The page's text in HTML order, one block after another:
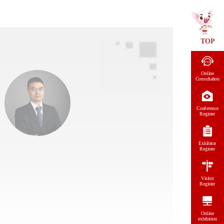
TOP
Online
Consultation
Conference
Register
Exhibitor
Register
Visitor
Register
Online
exhibition